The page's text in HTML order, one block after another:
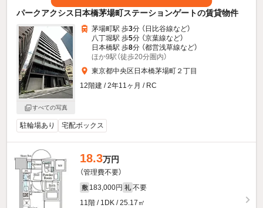
パークアクシス日本橋茅場町ステーションゲートの賃貸物件
すべての写真
茅場町駅 歩3分 （日比谷線など）
八丁堀駅 歩5分 （京葉線など）
日本橋駅 歩8分 （都営浅草線など）
ほか9駅（徒歩20分圏内）
東京都中央区日本橋茅場町２丁目
12階建 / 2年11ヶ月 / RC
駐輪場あり 宅配ボックス
18.3万円
（管理費不要）
敷 183,000円 礼 不要
11階 / 1DK / 25.17㎡